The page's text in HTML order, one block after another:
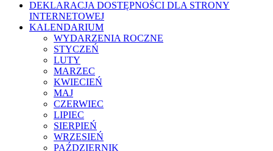
DEKLARACJA DOSTĘPNOŚCI DLA STRONY
INTERNETOWEJ
KALENDARIUM
WYDARZENIA ROCZNE
STYCZEŃ
LUTY
MARZEC
KWIECIEŃ
MAJ
CZERWIEC
LIPIEC
SIERPIEŃ
WRZESIEŃ
PAŹDZIERNIK